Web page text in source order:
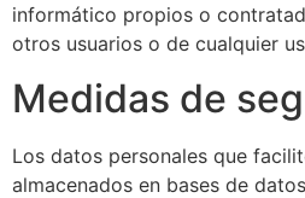
informático propios o
otros usuarios o de cualquier
Medidas de
Los datos personales que
almacenados en bases de